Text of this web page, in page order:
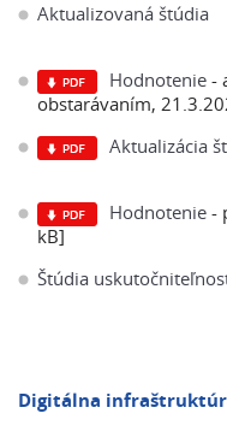
Aktualizovaná štúdia
Hodnotenie -
obstarávaním,
Aktualizácia
Hodnotenie -
kB]
Štúdia
Digitálna